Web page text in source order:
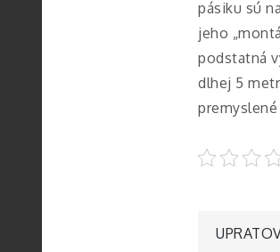
pásiku sú
jeho
podstatná
dlhej 5